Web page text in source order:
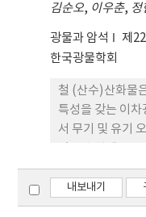
에서의 전이가 있
이트와 침철석에
Cu의 경우 광산
대적인 양에 있어
트마나이트에서
서 광물 내 함유
이는 슈베르트마
정에서 고체 상
중금속의 용출이
김순오, 이우춘, 정
광물과 암석 제
한국광물학회
철 (산수)산화물
특성을 갖는 이차
서 무기 및 유기
(산수)산화물들
에서 가장 많이
본 연구에서는
내보내기